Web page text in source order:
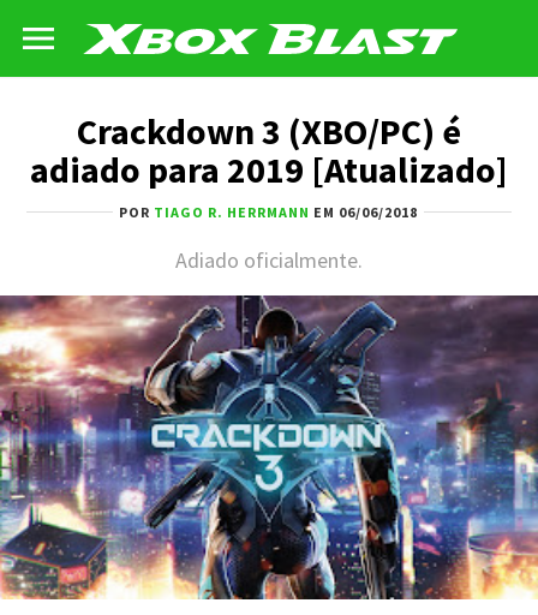
Crackdown 3 (XBO/PC) é
adiado para 2019 [Atualizado]
POR TIAGO R. HERRMANN EM 06/06/2018
Adiado oficialmente.